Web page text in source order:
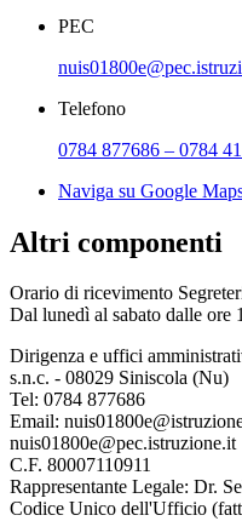
PEC
Telefono
0784 877686 – 0784
Naviga su Google
Altri componenti
Orario di ricevimento
Dal lunedì al sabato dalle ore
Dirigenza e uffici
s.n.c. - 08029 Siniscola (Nu)
Tel: 0784 877686
Email:
nuis01800e@pec.istruzione.it
C.F. 80007110911
Rappresentante Legale: Dr.
Codice Unico dell'Ufficio